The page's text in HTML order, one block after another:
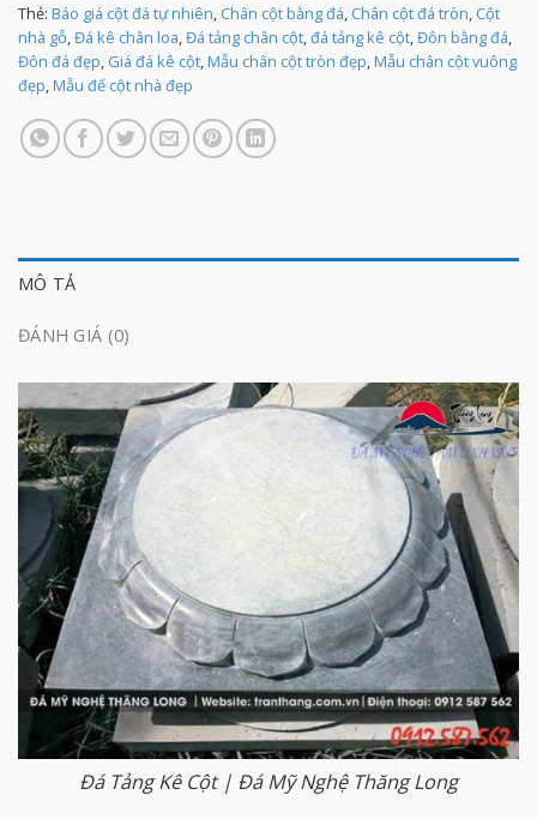
Thẻ: Báo giá cột đá tự nhiên, Chân cột bằng đá, Chân cột đá tròn, Cột
nhà gỗ,Đá kê chân loa,Đá tảng chân cột,đá tảng kê cột,Đôn bằng đá,
Đôn đá đẹp, Giá đá kê cột,Mẫu chân cột tròn đẹp,Mẫu chân cột vuông
đẹp,Mẫu đế cột nhà đẹp
MÔ TẢ
ĐÁNH GIÁ (0)
Đá Tảng Kê Cột | Đá Mỹ Nghệ Thăng Long